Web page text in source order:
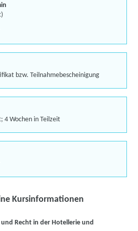
bzw. Teilnahmebescheinigung
4 Wochen in Teilzeit
Kursinformationen
Recht in der Hotellerie und